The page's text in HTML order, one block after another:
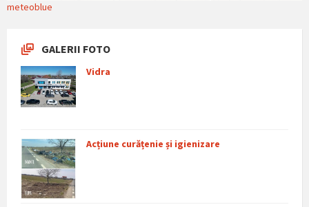
meteoblue
GALERII FOTO
Vidra
Acțiune curățenie și igienizare